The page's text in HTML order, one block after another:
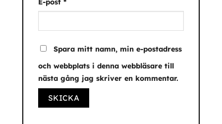
E-post *
Spara mitt namn, min e-postadress
och webbplats i denna webbläsare till
nästa gång jag skriver en kommentar.